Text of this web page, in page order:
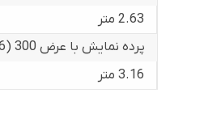
2.63 متر
پرده نمایش با عرض 300 (136 اینچ)
3.16 متر